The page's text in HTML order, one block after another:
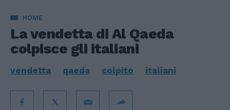
HOME
La vendetta di Al Qaeda
colpisce gli italiani
vendetta qaeda colpito italiani